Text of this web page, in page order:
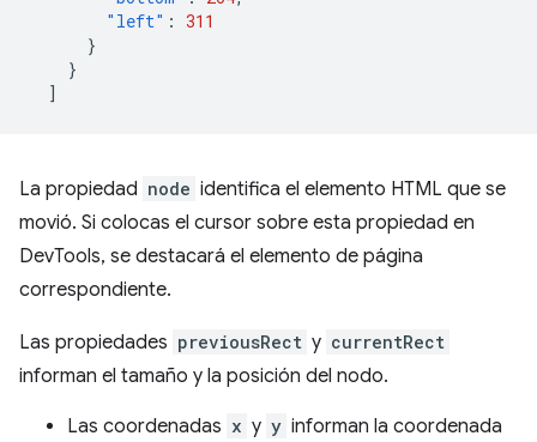
"left" : 311
}
}
]
La propiedad node identifica el elemento HTML que se
movió. Si colocas el cursor sobre esta propiedad en
DevTools, se destacará el elemento de página
correspondiente.
Las propiedades previousRect y currentRect
informan el tamaño y la posición del nodo.
Las coordenadas x y y informan la coordenada